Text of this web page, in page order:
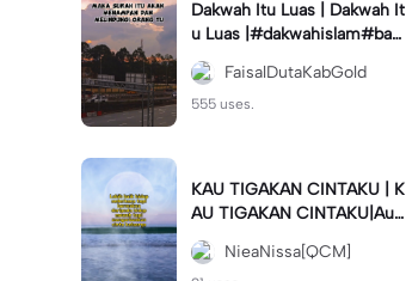
Dakwah Itu Luas | Dakwah It
u Luas |#dakwahislam#bac
aalquran#syafaat#allahsaya
ngkitaFaisalDutaKabGold
555 uses.
KAU TIGAKAN CINTAKU | K
AU TIGAKAN CINTAKU|Auli
aRahman#cover#elkasih#q
cm#qcmagency
NieaNissa[QCM]